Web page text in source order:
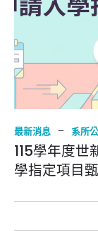
最新消息 – 系所
115學年度
學指定項目